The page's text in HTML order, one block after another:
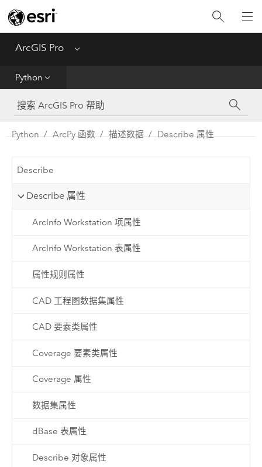
ArcGIS Pro Menu
Python
工具参考
Python
Python ArcPy 函数 描述数据 Describe 属性
Describe
Describe 属性
ArcInfo Workstation 项属性
ArcInfo Workstation 表属性
属性规则属性
CAD 工程图数据集属性
CAD 要素类属性
Coverage 要素类属性
Coverage 属性
数据集属性
dBase 表属性
Describe 对象属性